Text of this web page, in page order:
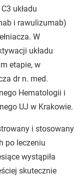
układu
i rawulizumab)
W
układu
etapie, w
dr n. med.
Hematologii i
UJ w Krakowie.
i stosowany
po leczeniu
wystąpiła
skutecznie